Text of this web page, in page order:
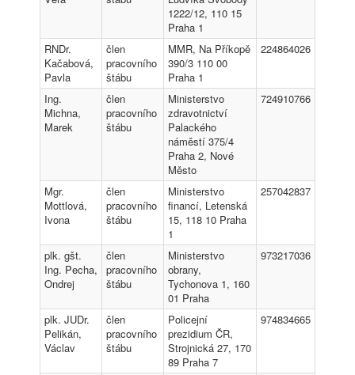
1222/12, 110 15
Praha 1
RNDr.
Kačabová,
Pavla
člen
pracovního
štábu
MMR, Na Příkopě
390/3 110 00
Praha 1
224864026
Ing.
Michna,
Marek
člen
pracovního
štábu
Ministerstvo
zdravotnictví
Palackého
náměstí 375/4
Praha 2, Nové
Město
724910766
Mgr.
Mottlová,
Ivona
člen
pracovního
štábu
Ministerstvo
financí, Letenská
15, 118 10 Praha
1
257042837
plk. gšt.
Ing. Pecha,
Ondrej
člen
pracovního
štábu
Ministerstvo
obrany,
Tychonova 1, 160
01 Praha
973217036
plk. JUDr.
Pelikán,
Václav
člen
pracovního
štábu
Policejní
prezidium ČR,
Strojnická 27, 170
89 Praha 7
974834665